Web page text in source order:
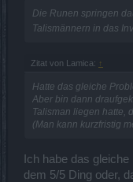
Die Runen springen
Talismännern in das
Zitat von Lamica: ↑
Hatte das gleiche
Aber bin dann
Talisman liegen hatte,
(Man kann kurzfristig
Ich habe das
dem 5/5 Ding oder,